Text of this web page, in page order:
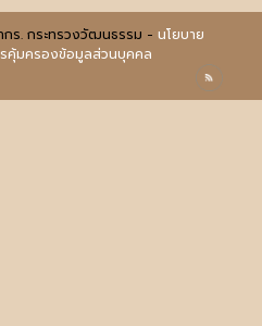
ร. กระทรวงวัฒนธรรม - นโยบาย
คุ้มครองข้อมูลส่วนบุคคล